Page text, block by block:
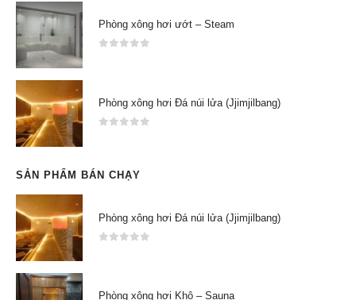
Phòng xông hơi ướt – Steam
Phòng xông hơi Đá núi lửa (Jjimjilbang)
SẢN PHẨM BÁN CHẠY
Phòng xông hơi Đá núi lửa (Jjimjilbang)
Phòng xông hơi Khô – Sauna